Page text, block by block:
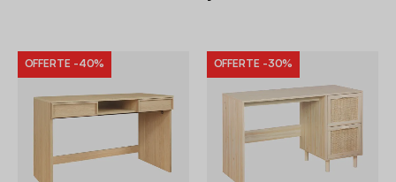
OFFERTE -40% OFFERTE -30%